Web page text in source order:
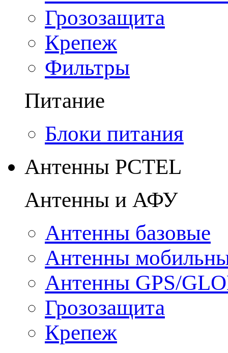
Грозозащита
Крепеж
Фильтры
Питание
Блоки питания
Антенны PCTEL
Антенны и АФУ
Антенны базовые
Антенны
Антенны GPS/
Грозозащита
Крепеж